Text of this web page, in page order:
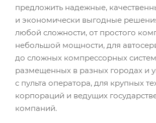
предложить надежные,
и экономически выгодные
любой сложности, от простого
небольшой мощности, для
до сложных компрессорных
размещенных в разных городах и
с пульта оператора, для крупных
корпораций и ведущих
компаний.